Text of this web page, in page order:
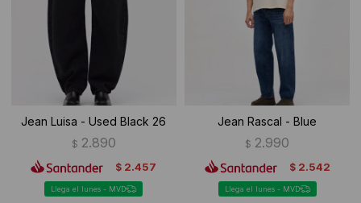
Jean Luisa - Used Black 26
$ 2.890
$ 2.457
Llega el lunes - MVD
Jean Rascal - Blue
$ 2.990
$ 2.542
Llega el lunes - MVD